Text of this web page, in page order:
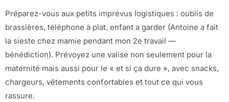
Préparez-vous aux petits imprévus logistiques : oublis de
brassières, téléphone à plat, enfant a garder (Antoine a fait
la sieste chez mamie pendant mon 2e travail —
bénédiction). Prévoyez une valise non seulement pour la
maternité mais aussi pour le « et si ça dure », avec snacks,
chargeurs, vêtements confortables et tout ce qui vous
rassure.